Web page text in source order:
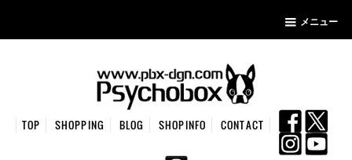
メニュー
TOP SHOPPING BLOG SHOPINFO CONTACT